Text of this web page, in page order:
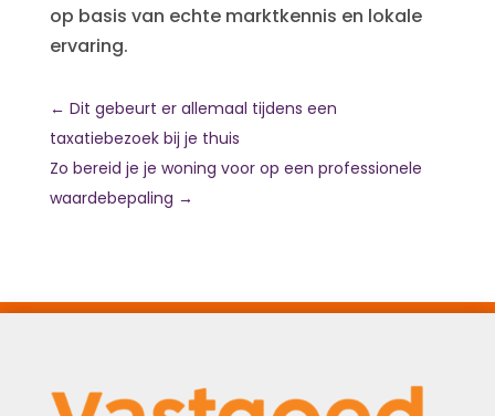
op basis van echte marktkennis en lokale
ervaring.
← Dit gebeurt er allemaal tijdens een
taxatiebezoek bij je thuis
Zo bereid je je woning voor op een professionele
waardebepaling →